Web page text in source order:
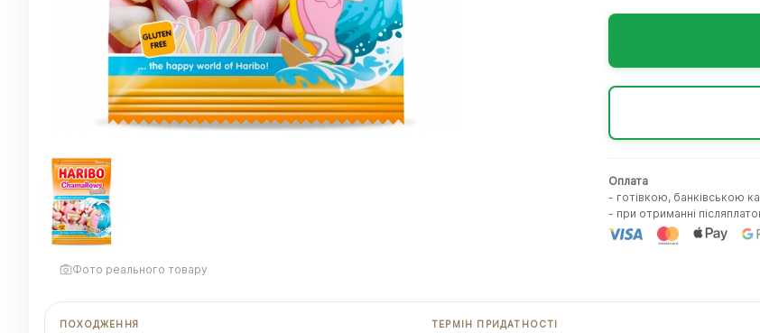
Фото реального товару
Оплата
- готівкою, банківською
- при отриманні
ПОХОДЖЕННЯ ТЕРМІН ПРИДАТНОСТІ